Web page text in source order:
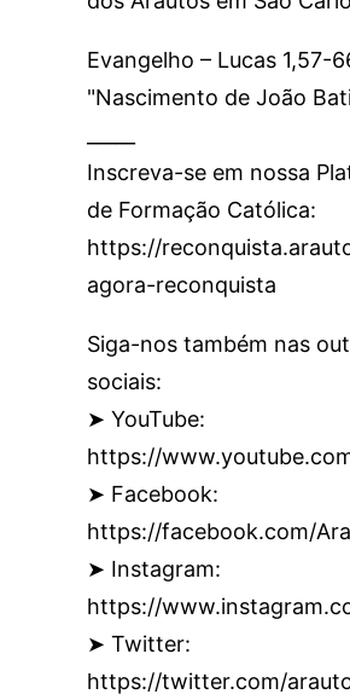
Evangelho – Lucas 1,57-
"Nascimento de João
Inscreva-se em nossa
de Formação Católica:
https://
agora-reconquista
Siga-nos também nas
sociais:
➤ YouTube:
https://
➤ Facebook:
https://facebook.com/
➤ Instagram:
https://
➤ Twitter:
https://twitter.com/